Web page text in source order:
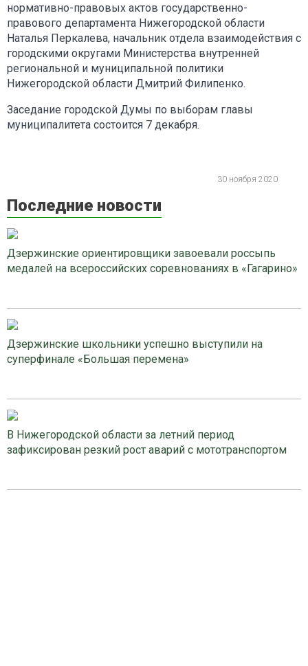
нормативно-правовых актов государственно-
правового департамента Нижегородской области
Наталья Перкалева, начальник отдела взаимодействия с
городскими округами Министерства внутренней
региональной и муниципальной политики
Нижегородской области Дмитрий Филипенко.
Заседание городской Думы по выборам главы
муниципалитета состоится 7 декабря.
30 ноября 2020
Последние новости
Дзержинские ориентировщики завоевали россыпь
медалей на всероссийских соревнованиях в «Гагарино»
Дзержинские школьники успешно выступили на
суперфинале «Большая перемена»
В Нижегородской области за летний период
зафиксирован резкий рост аварий с мототранспортом